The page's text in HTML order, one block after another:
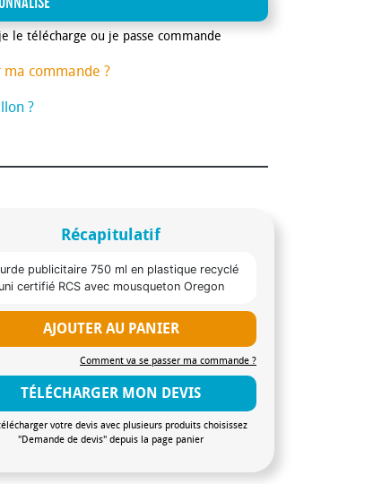
le télécharge ou je passe commande
ma commande ?
?
Récapitulatif
publicitaire 750 ml en plastique recyclé
uni certifié RCS avec mousqueton Oregon
AJOUTER AU PANIER
Comment va se passer ma commande ?
TÉLÉCHARGER MON DEVIS
votre devis avec plusieurs produits choisissez
"Demande de devis" depuis la page panier